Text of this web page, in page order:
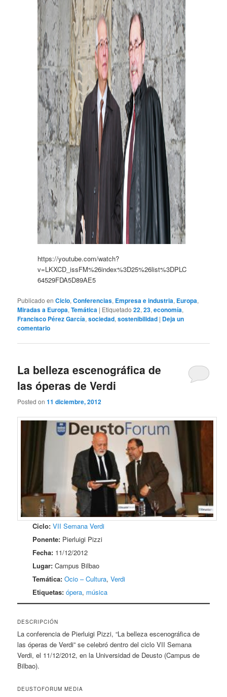
https://youtube.com/watch?
v=LKXCD_issFM%26index%3D25%26list%3DPLC
64529FDA5D89AE5
Publicado en Ciclo,Conferencias, Empresa e industria, Europa,
Miradas a Europa,Temática | Etiquetado 22,23,economía,
Francisco Pérez García,sociedad,sostenibilidad | Deja un
comentario
La belleza escenográfica de
las óperas de Verdi
Posted on11 diciembre, 2012
Ciclo: VII Semana Verdi
Ponente: Pierluigi Pizzi
Fecha: 11/12/2012
Lugar: Campus Bilbao
Temática: Ocio – Cultura,Verdi
Etiquetas: ópera, música
DESCRIPCIÓN
La conferencia de Pierluigi Pizzi, “La belleza escenográfica de
las óperas de Verdi” se celebró dentro del ciclo VII Semana
Verdi, el 11/12/2012, en la Universidad de Deusto (Campus de
Bilbao).
DEUSTOFORUM MEDIA